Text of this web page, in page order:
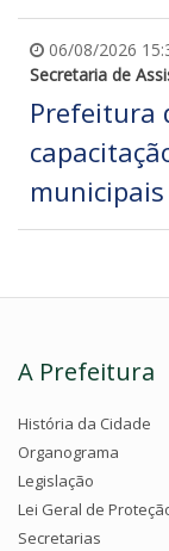
06/08/2026
Secretaria de
Prefeitura
A Prefeitura
História da Cidade
Organograma
Legislação
Lei Geral de
Secretarias